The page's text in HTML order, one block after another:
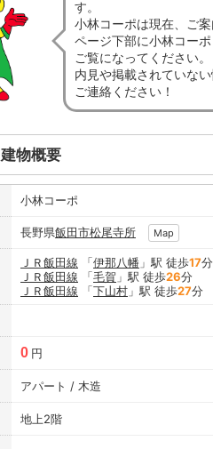
す。
小林コーポは現在、ご
ページ下部に小林コー
ご覧になってください。
内見や掲載されていな
ご連絡ください！
建物概要
小林コーポ
長野県飯田市松尾寺所 Map
ＪＲ飯田線 「伊那八幡 」駅 徒歩17分
ＪＲ飯田線 「毛賀 」駅 徒歩26分
ＪＲ飯田線 「下山村 」駅 徒歩27分
0 円
アパート / 木造
地上2階